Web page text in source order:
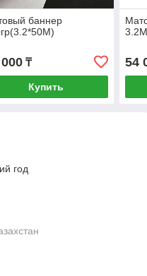
баннер
₸
Купить
54
год